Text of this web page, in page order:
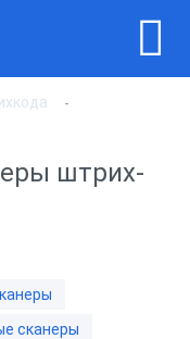
штрих-
сканеры